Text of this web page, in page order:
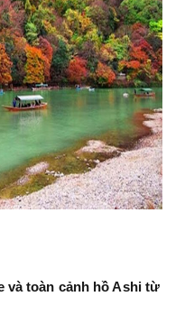
và toàn cảnh hồ Ashi từ